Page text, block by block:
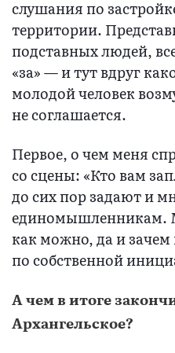
слушания по
территории.
подставных людей,
«за» — и тут вдруг
молодой человек
не соглашается.
Первое, о чем меня
со сцены: «Кто вам
до сих пор задают и
единомышленникам.
как можно, да и зачем
по собственной
А чем в итоге
Архангельское?